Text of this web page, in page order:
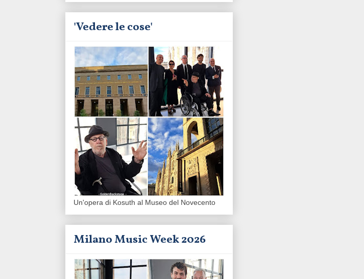
'Vedere le cose'
Un'opera di Kosuth al Museo del Novecento
Milano Music Week 2026